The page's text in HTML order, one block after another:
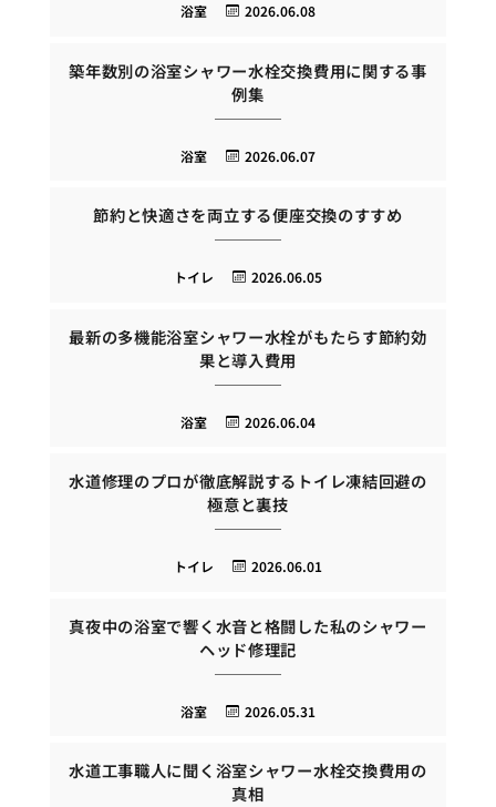
2026.06.08
浴室
築年数別の浴室シャワー水栓交換費用に関する事
例集
2026.06.07
浴室
節約と快適さを両立する便座交換のすすめ
2026.06.05
トイレ
最新の多機能浴室シャワー水栓がもたらす節約効
果と導入費用
2026.06.04
浴室
水道修理のプロが徹底解説するトイレ凍結回避の
極意と裏技
2026.06.01
トイレ
真夜中の浴室で響く水音と格闘した私のシャワー
ヘッド修理記
2026.05.31
浴室
水道工事職人に聞く浴室シャワー水栓交換費用の
真相